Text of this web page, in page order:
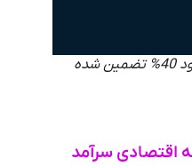
شده
اقتصادی سرآمد